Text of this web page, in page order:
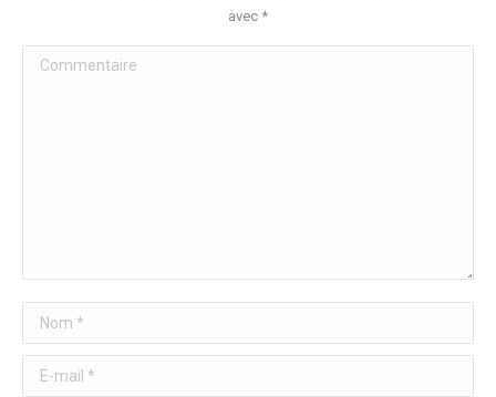
avec *
Commentaire
Nom *
E-mail *